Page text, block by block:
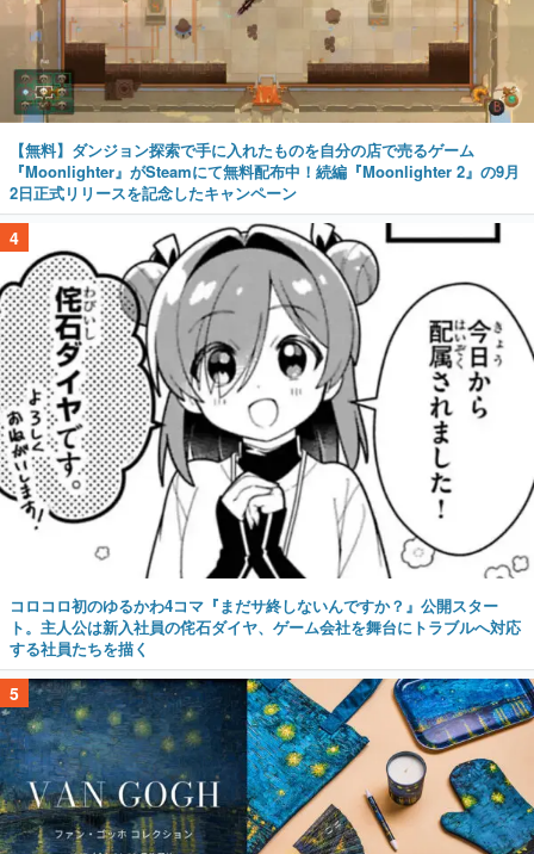
【無料】ダンジョン探索で手に入れたものを自分の店で売るゲーム
『Moonlighter』がSteamにて無料配布中！続編『Moonlighter 2』の9月
2日正式リリースを記念したキャンペーン
4
コロコロ初のゆるかわ4コマ『まだサ終しないんですか？』公開スター
ト。主人公は新入社員の侘石ダイヤ、ゲーム会社を舞台にトラブルへ対応
する社員たちを描く
5